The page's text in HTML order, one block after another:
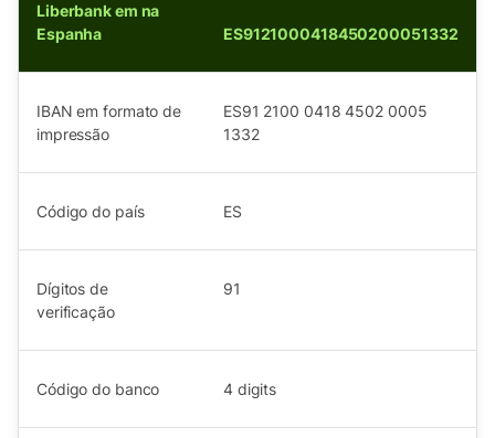
Liberbank em na
Espanha
ES9121000418450200051332
IBAN em formato de
impressão
ES91 2100 0418 4502 0005
1332
Código do país ES
Dígitos de
verificação
91
Código do banco 4 digits